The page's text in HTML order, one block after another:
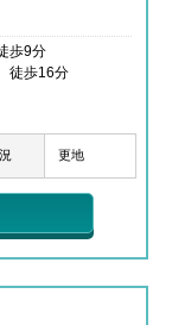
歩9分
徒歩16分
更地